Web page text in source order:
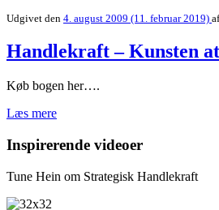
Udgivet den 4. august 2009 (11. februar 2019) af
Handlekraft – Kunsten
Køb bogen her….
Læs mere
Inspirerende videoer
Tune Hein om Strategisk Handlekraft